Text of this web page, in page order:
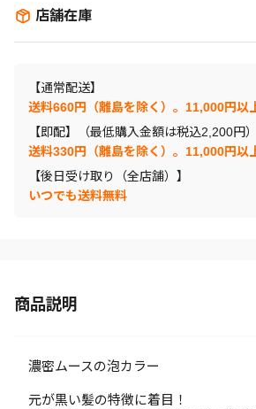
店舗在庫
【通常配送】
送料660円（離島を除く）。11,000円以
【即配】（最低購入金額は税込2,200円）
送料330円（離島を除く）。11,000円以
【後日受け取り（全店舗）】
いつでも送料無料
商品説明
濃密ムースの泡カラー
元が黒い髪の特徴に着目！